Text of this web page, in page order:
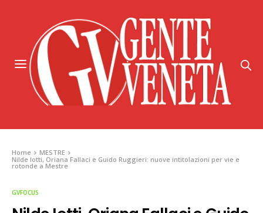
Home
MESTRE
Nilde Iotti, Oriana Fallaci e Guido Ruggieri: nuove intitolazioni per vie e
rotonde a Mestre
GVFOCUS